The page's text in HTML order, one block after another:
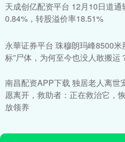
天成创亿配资平台 12月10日道通
0.84%，转股溢价率18.51%
永華证券平台 珠穆朗玛峰8500米
标”尸体，为何至今也没人敢搬运
南昌配资APP下载 独居老人离世
愿离开，救助者：正在救治它，
放领养